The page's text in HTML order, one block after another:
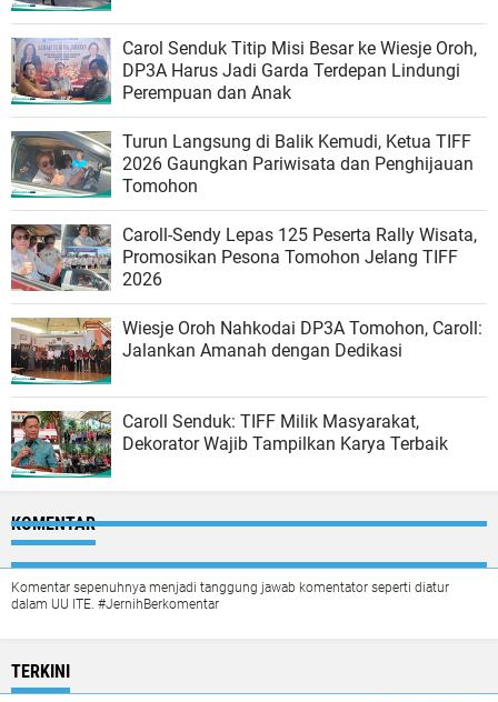
Carol Senduk Titip Misi Besar ke Wiesje Oroh,
DP3A Harus Jadi Garda Terdepan Lindungi
Perempuan dan Anak
Turun Langsung di Balik Kemudi, Ketua TIFF
2026 Gaungkan Pariwisata dan Penghijauan
Tomohon
Caroll-Sendy Lepas 125 Peserta Rally Wisata,
Promosikan Pesona Tomohon Jelang TIFF
2026
Wiesje Oroh Nahkodai DP3A Tomohon, Caroll:
Jalankan Amanah dengan Dedikasi
Caroll Senduk: TIFF Milik Masyarakat,
Dekorator Wajib Tampilkan Karya Terbaik
KOMENTAR
Komentar sepenuhnya menjadi tanggung jawab komentator seperti diatur
dalam UU ITE. #JernihBerkomentar
TERKINI